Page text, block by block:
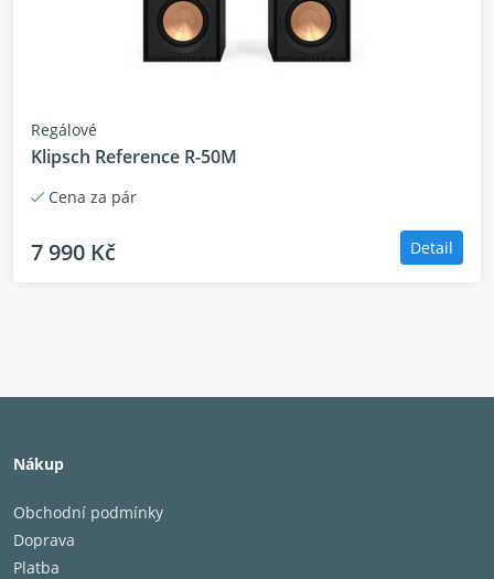
Regálové
Klipsch Reference R-50M
Cena za pár
7 990 Kč Detail
Nákup
Obchodní podmínky
Doprava
Platba